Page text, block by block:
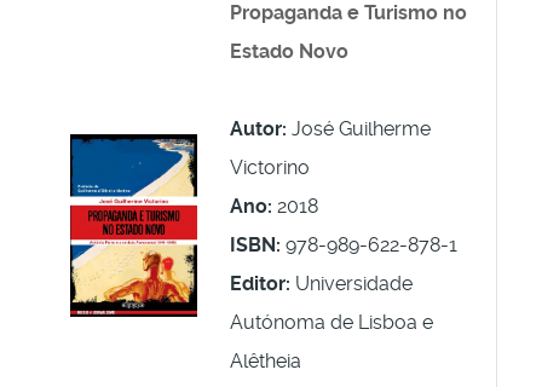
Propaganda e Turismo no
Estado Novo
Autor: José Guilherme
Victorino
Ano: 2018
ISBN: 978-989-622-878-1
Editor: Universidade
Autónoma de Lisboa e
Alêtheia